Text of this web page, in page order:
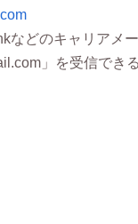
などのキャリアメ
」を受信でき